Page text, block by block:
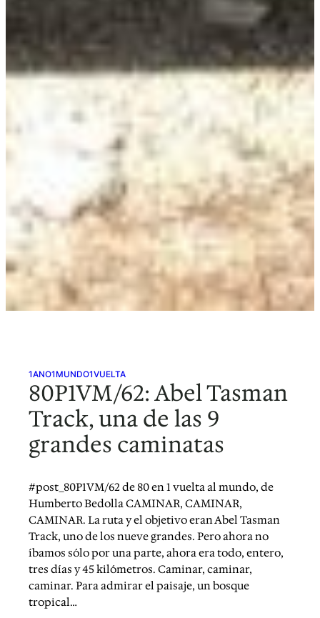
1ANO1MUNDO1VUELTA
80P1VM/62: Abel Tasman
Track, una de las 9
grandes caminatas
#post_80P1VM/62 de 80 en 1 vuelta al mundo, de
Humberto Bedolla CAMINAR, CAMINAR,
CAMINAR. La ruta y el objetivo eran Abel Tasman
Track, uno de los nueve grandes. Pero ahora no
íbamos sólo por una parte, ahora era todo, entero,
tres días y 45 kilómetros. Caminar, caminar,
caminar. Para admirar el paisaje, un bosque
tropical…